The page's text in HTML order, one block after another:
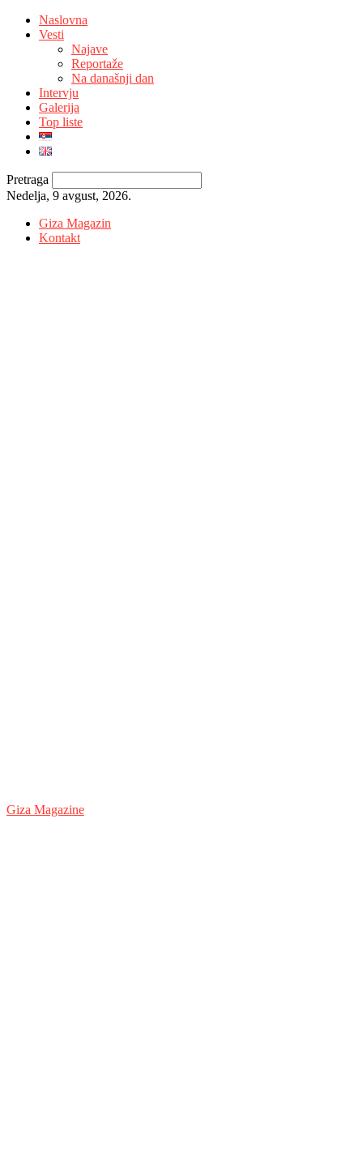
Naslovna
Vesti
Najave
Reportaže
Na današnji dan
Intervju
Galerija
Top liste
Pretraga
Nedelja, 9 avgust, 2026.
Giza Magazin
Kontakt
Giza Magazine